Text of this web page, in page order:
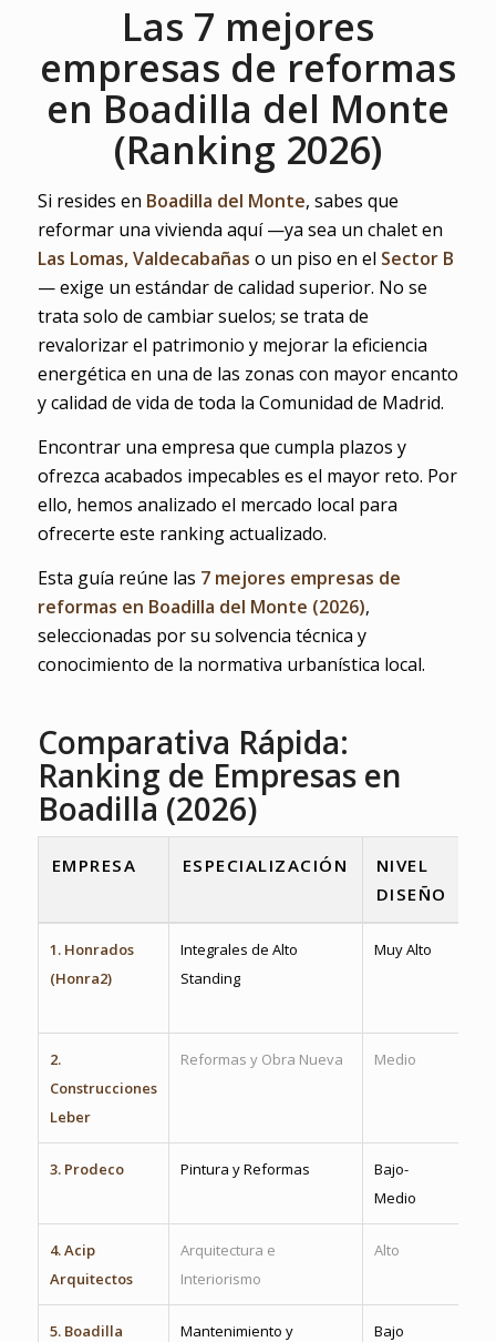
Las 7 mejores
empresas de reformas
en Boadilla del Monte
(Ranking 2026)
Si resides en Boadilla del Monte, sabes que
reformar una vivienda aquí —ya sea un chalet en
Las Lomas, Valdecabañas o un piso en el Sector B
— exige un estándar de calidad superior. No se
trata solo de cambiar suelos; se trata de
revalorizar el patrimonio y mejorar la eficiencia
energética en una de las zonas con mayor encanto
y calidad de vida de toda la Comunidad de Madrid.
Encontrar una empresa que cumpla plazos y
ofrezca acabados impecables es el mayor reto. Por
ello, hemos analizado el mercado local para
ofrecerte este ranking actualizado.
Esta guía reúne las 7 mejores empresas de
reformas en Boadilla del Monte (2026),
seleccionadas por su solvencia técnica y
conocimiento de la normativa urbanística local.
Comparativa Rápida:
Ranking de Empresas en
Boadilla (2026)
EMPRESA ESPECIALIZACIÓN
NIVEL
DISEÑO
1. Honrados
(Honra2)
Integrales de Alto
Standing
Muy Alto
2.
Construcciones
Leber
Reformas y Obra Nueva Medio
3. Prodeco Pintura y Reformas
Bajo-
Medio
4. Acip
Arquitectos
Arquitectura e
Interiorismo
Alto
5. Boadilla
Mantenimiento y
Bajo